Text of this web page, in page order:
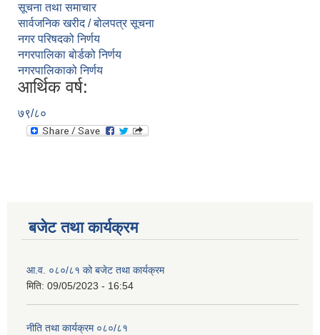
सूचना तथा समाचार
सार्वजनिक खरीद / बोलपत्र सूचना
नगर परिषदको निर्णय
नगरपालिका बोर्डको निर्णय
नगरपालिकाको निर्णय
आर्थिक वर्ष:
७९/८०
बजेट तथा कार्यक्रम
आ.व. ०८०/८१ को बजेट तथा कार्यक्रम
मिति: 09/05/2023 - 16:54
नीति तथा कार्यक्रम ०८०/८१